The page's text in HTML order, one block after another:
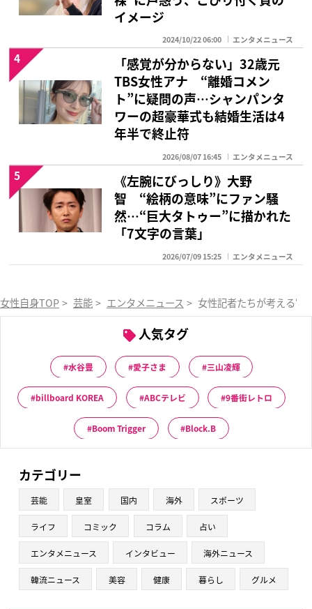
イメージ
2024/10/22 06:00 エンタメニュース
「感覚が分からない」32歳元
TBS女性アナ “離婚コメン
ト”に疑問の声…シャンパンタ
ワーの超豪華式も結婚生活は4
年半で終止符
2026/08/07 16:45 エンタメニュース
4
《左腕にびっしり》大野
智 “絵柄の意味”にファン騒
然…“巨大タトゥー”に描かれた
「7文字の言葉」
2026/07/09 15:25 エンタメニュース
5
女性自身TOP > 芸能 > エンタメニュース > 女性記者たちが考える“
人気タグ
水谷豊 愛子さま 三山凌輝
billboard KOREA ABCテレビ 9番街レトロ
Boom Trigger Block.B
カテゴリー
芸能 皇室 国内 海外 スポーツ
ライフ コミック コラム 占い
エンタメニュース インタビュー 海外ニュース
韓流ニュース 美容 健康 暮らし グルメ